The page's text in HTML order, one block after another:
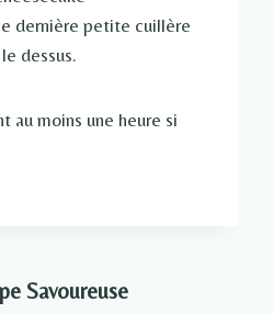
dernière petite cuillère
dessus.
au moins une heure si
Savoureuse